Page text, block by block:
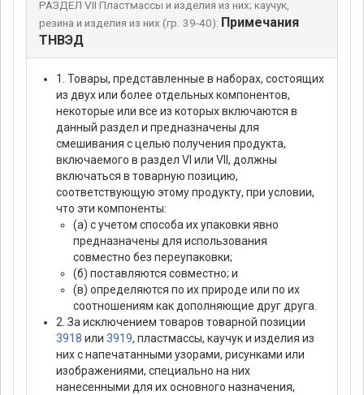
РАЗДЕЛ VII Пластмассы и изделия из них; каучук,
резина и изделия из них (гр. 39-40): Примечания
ТНВЭД
1. Товары, представленные в наборах, состоящих
из двух или более отдельных компонентов,
некоторые или все из которых включаются в
данный раздел и предназначены для
смешивания с целью получения продукта,
включаемого в раздел VI или VII, должны
включаться в товарную позицию,
соответствующую этому продукту, при условии,
что эти компоненты:
(а) с учетом способа их упаковки явно
предназначены для использования
совместно без переупаковки;
(б) поставляются совместно; и
(в) определяются по их природе или по их
соотношениям как дополняющие друг друга.
2. За исключением товаров товарной позиции
3918 или 3919, пластмассы, каучук и изделия из
них с напечатанными узорами, рисунками или
изображениями, специально на них
нанесенными для их основного назначения,